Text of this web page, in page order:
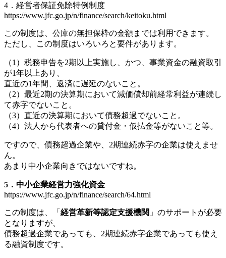
4．経営者保証免除特例制度
https://www.jfc.go.jp/n/finance/search/keitoku.html
この制度は、公庫の無担保枠の金額までは利用できます。
ただし、この制度はいろいろと要件があります。
（1）税務申告を2期以上実施し、かつ、事業資金の融資取引
が1年以上あり、
直近の1年間、返済に遅延のないこと。
（2）最近2期の決算期において減価償却前経常利益が連続し
て赤字でないこと。
（3）直近の決算期において債務超過でないこと。
（4）法人から代表者への貸付金・仮払金等がないこと等。
ですので、債務超過企業や、2期連続赤字の企業は使えませ
ん。
あまり中小企業向きではないですね。
5．中小企業経営力強化資金
https://www.jfc.go.jp/n/finance/search/64.html
この制度は、「 経営革新等認定支援機関 」のサポートが必要
となりますが、
債務超過企業であっても、2期連続赤字企業であっても使え
る融資制度です。